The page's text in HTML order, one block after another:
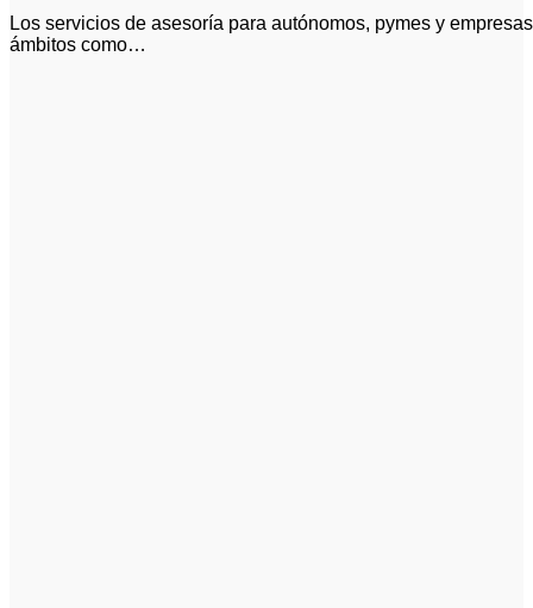
Los servicios de asesoría para autónomos, pymes y empresas abarcan una serie de apoyos profesionales en
ámbitos como…